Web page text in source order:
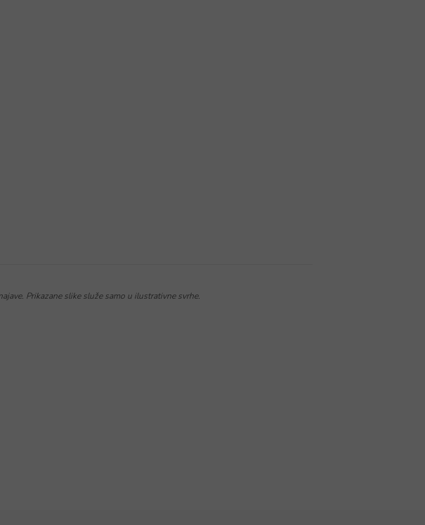
Prikazane slike služe samo u ilustrativne svrhe.